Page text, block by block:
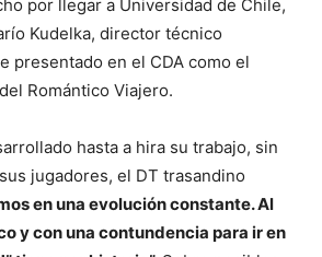
por llegar a Universidad de Chile,
Kudelka, director técnico
presentado en el CDA como el
Romántico Viajero.
hasta a hira su trabajo, sin
jugadores, el DT trasandino
en una evolución constante. Al
y con una contundencia para ir en